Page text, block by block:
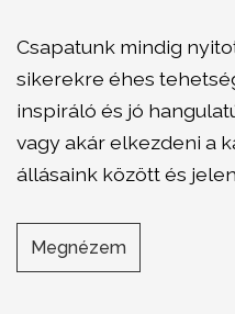
Csapatunk mindig
sikerekre éhes
inspiráló és jó
vagy akár elkezdeni a
állásaink között és
Megnézem